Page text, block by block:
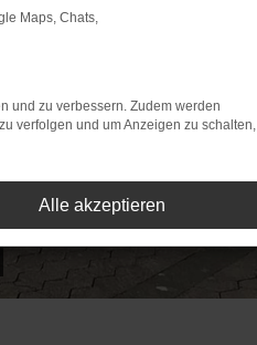
Maps, Chats,
und zu verbessern. Zudem werden
verfolgen und um Anzeigen zu schalten,
Alle akzeptieren